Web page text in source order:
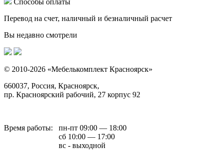
Перевод на счет, наличный и безналичный расчет
Вы недавно смотрели
© 2010-2026 «Мебелькомплект Красноярск»
660037, Россия, Красноярск,
пр. Красноярский рабочий, 27 корпус 92
Время работы:
пн-пт 09:00 — 18:00
сб 10:00 — 17:00
вс - выходной